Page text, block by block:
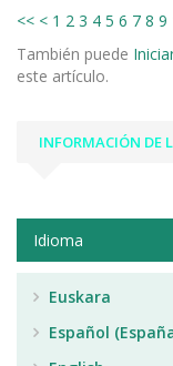
<< < 1 2 3 4 5 6 7 8 9
También puede
este artículo.
INFORMACIÓN DE
Idioma
Euskara
Español